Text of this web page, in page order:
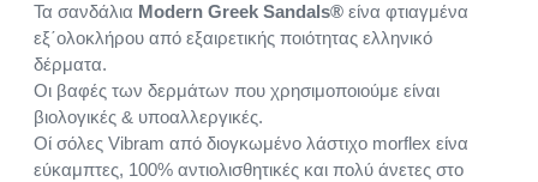
Τα σανδάλια Modern Greek Sandals® είνα φτιαγμένα
εξ΄ολοκλήρου από εξαιρετικής ποιότητας ελληνικό
δέρματα.
Οι βαφές των δερμάτων που χρησιμοποιούμε είναι
βιολογικές & υποαλλεργικές.
Οί σόλες Vibram από διογκωμένο λάστιχο morflex είνα
εύκαμπτες, 100% αντιολισθητικές και πολύ άνετες στο